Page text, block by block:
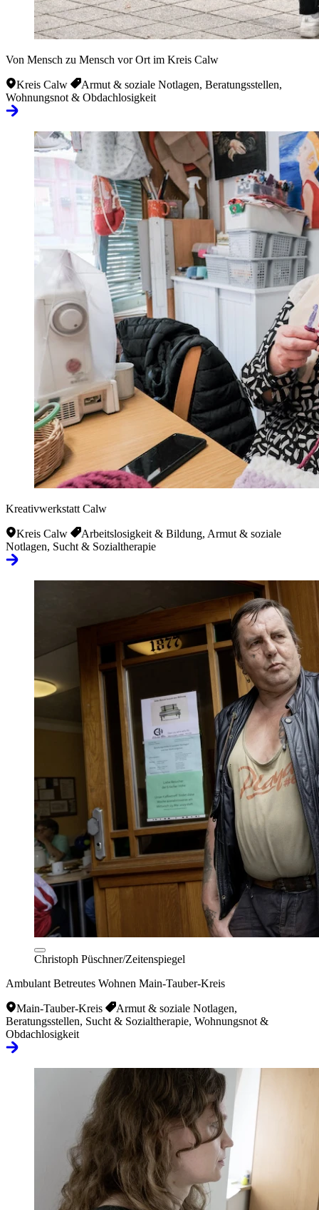
Von Mensch zu Mensch vor Ort im Kreis Calw
Kreis Calw
Armut & soziale Notlagen, Beratungsstellen,
Wohnungsnot & Obdachlosigkeit
Kreativwerkstatt Calw
Kreis Calw
Arbeitslosigkeit & Bildung, Armut & soziale
Notlagen, Sucht & Sozialtherapie
Christoph Püschner/Zeitenspiegel
Ambulant Betreutes Wohnen Main-Tauber-Kreis
Main-Tauber-Kreis
Armut & soziale Notlagen,
Beratungsstellen, Sucht & Sozialtherapie, Wohnungsnot &
Obdachlosigkeit